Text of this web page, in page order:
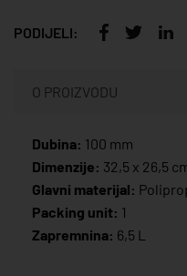
PODIJELI:
O PROIZVODU
Dubina: 100 mm
Dimenzije: 32,5 x 26,5
Glavni materijal:
Packing unit: 1
Zapremnina: 6,5 L